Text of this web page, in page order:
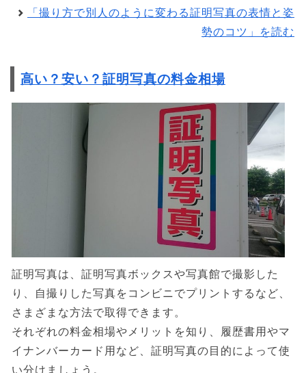
「撮り方で別人のように変わる証明写真の表情と姿
勢のコツ」を読む
高い？安い？証明写真の料金相場
証明写真は、証明写真ボックスや写真館で撮影した
り、自撮りした写真をコンビニでプリントするなど、
さまざまな方法で取得できます。
それぞれの料金相場やメリットを知り、履歴書用やマ
イナンバーカード用など、証明写真の目的によって使
い分けましょう。